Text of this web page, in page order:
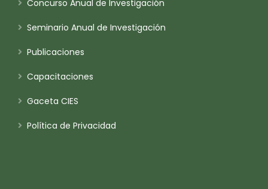
Concurso Anual de Investigación
Seminario Anual de Investigación
Publicaciones
Capacitaciones
Gaceta CIES
Política de Privacidad